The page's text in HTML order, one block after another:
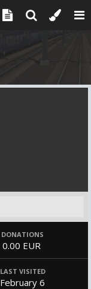
DONATIONS
0.00 EUR
LAST VISITED
February 6